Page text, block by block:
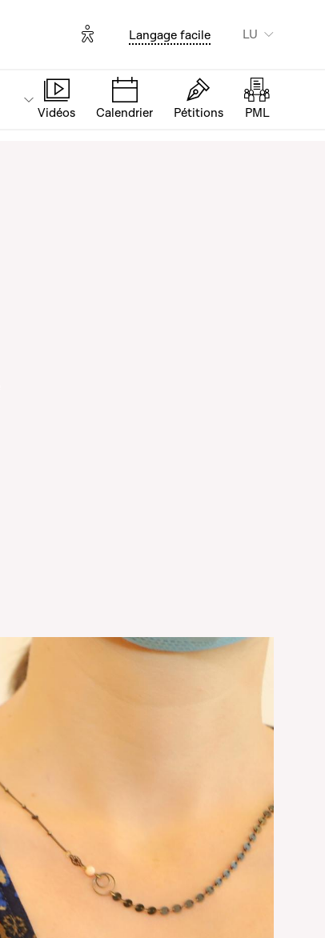
Options d'accessibilité
Langage facile LU
Vidéos Calendrier Pétitions PML